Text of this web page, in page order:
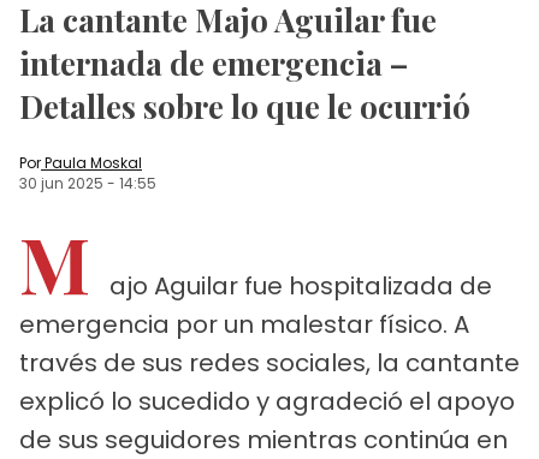
La cantante Majo Aguilar fue
internada de emergencia –
Detalles sobre lo que le ocurrió
PorPaula Moskal
30 jun 2025 - 14:55
M
ajo Aguilar fue hospitalizada de
emergencia por un malestar físico. A
través de sus redes sociales, la cantante
explicó lo sucedido y agradeció el apoyo
de sus seguidores mientras continúa en